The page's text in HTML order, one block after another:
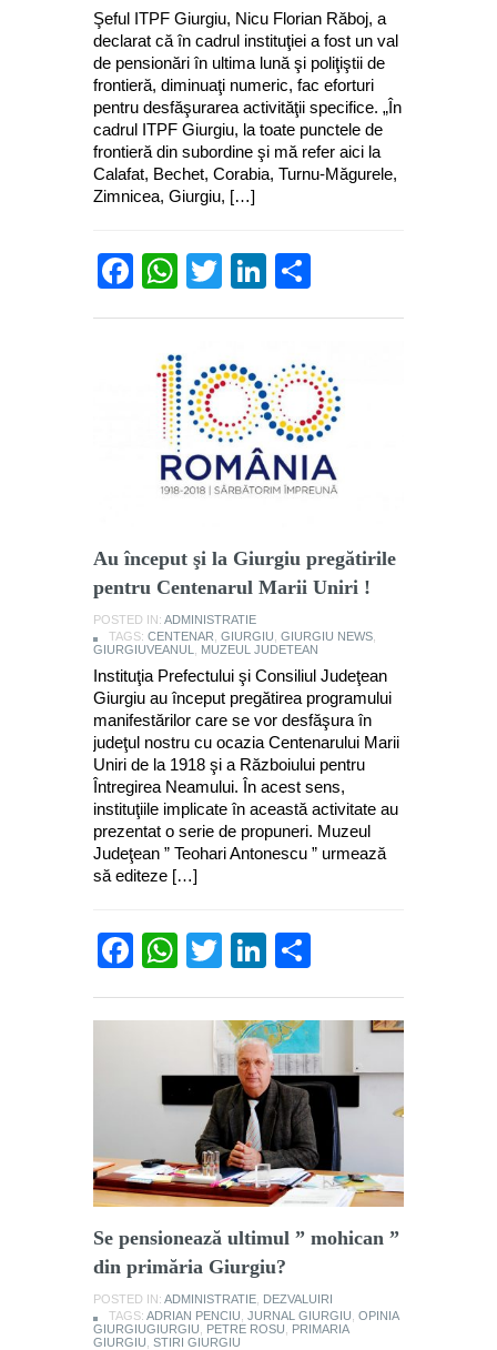
Şeful ITPF Giurgiu, Nicu Florian Răboj, a
declarat că în cadrul instituţiei a fost un val
de pensionări în ultima lună şi poliţiştii de
frontieră, diminuaţi numeric, fac eforturi
pentru desfăşurarea activităţii specifice. „În
cadrul ITPF Giurgiu, la toate punctele de
frontieră din subordine şi mă refer aici la
Calafat, Bechet, Corabia, Turnu-Măgurele,
Zimnicea, Giurgiu, […]
Facebook
WhatsApp
TwitterLinkedIn
Au început şi la Giurgiu pregătirile
pentru Centenarul Marii Uniri !
POSTED IN: ADMINISTRATIE
TAGS: CENTENAR GIURGIU GIURGIU NEWS
GIURGIUVEANUL
MUZEUL JUDETEAN
Instituţia Prefectului şi Consiliul Judeţean
Giurgiu au început pregătirea programului
manifestărilor care se vor desfăşura în
judeţul nostru cu ocazia Centenarului Marii
Uniri de la 1918 şi a Războiului pentru
Întregirea Neamului. În acest sens,
instituţiile implicate în această activitate au
prezentat o serie de propuneri. Muzeul
Judeţean ” Teohari Antonescu ” urmează
să editeze […]
Facebook
WhatsApp
TwitterLinkedIn
Se pensionează ultimul ” mohican ”
din primăria Giurgiu?
POSTED IN: ADMINISTRATIE DEZVALUIRI
TAGS: ADRIAN PENCIU JURNAL GIURGIU OPINIA
GIURGIUGIURGIU
PETRE ROSU
PRIMARIA
GIURGIU STIRI GIURGIU